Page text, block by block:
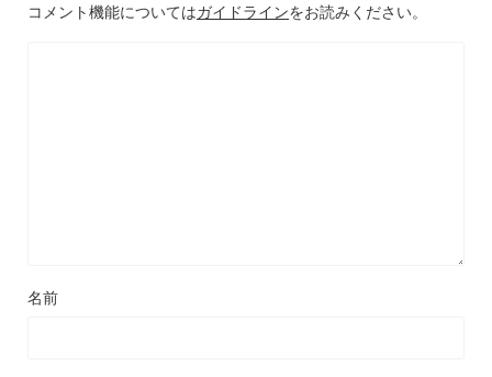
コメント機能についてはガイドラインをお読みください。
名前